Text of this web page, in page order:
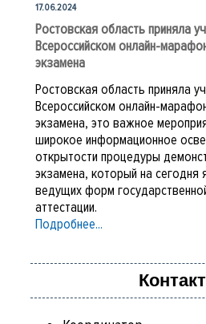
17.06.2024
Ростовская область приняла
Всероссийском онлайн-
экзамена
Ростовская область приняла
Всероссийском онлайн-
экзамена, это важное
широкое информационное
открытости процедуры
экзамена, который на сегодня
ведущих форм
аттестации.
Подробнее...